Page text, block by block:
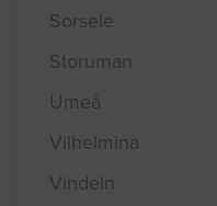
Sorsele
Storuman
Umeå
Vilhelmina
Vindeln